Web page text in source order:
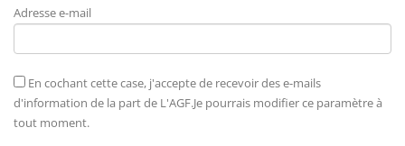
Adresse e-mail
En cochant cette case, j'accepte de recevoir des e-mails
d'information de la part de L'AGF.Je pourrais modifier ce paramètre à
tout moment.